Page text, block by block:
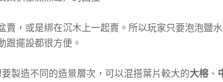
賣，或是綁在沉木上一起賣。所以玩家只要泡泡鹽
跟擺設都很方便。
要製造不同的造景層次，可以混搭葉片較大的大榕、